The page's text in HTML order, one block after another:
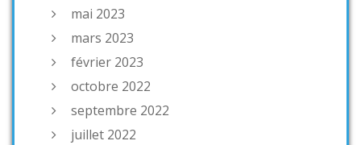
mai 2023
mars 2023
février 2023
octobre 2022
septembre 2022
juillet 2022